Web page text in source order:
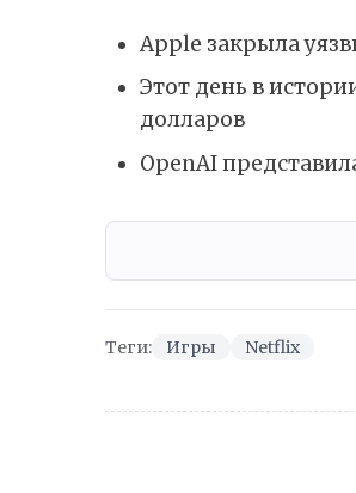
Apple закрыла
Этот день в
долларов
OpenAI
Теги: Игры Netflix